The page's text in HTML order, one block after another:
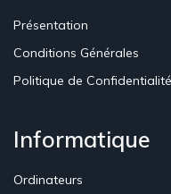
Présentation
Conditions Générales
Politique de Confidentialité
Informatique
Ordinateurs